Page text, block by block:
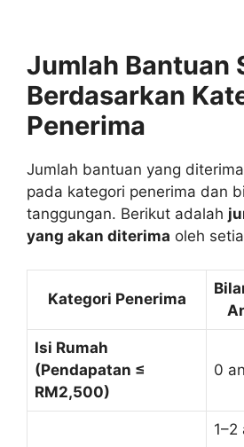
Jumlah Bantuan
Berdasarkan
Penerima
Jumlah bantuan yang
pada kategori penerima dan
tanggungan. Berikut adalah
yang akan diterima oleh
Kategori Penerima
Isi Rumah
(Pendapatan ≤
RM2,500)
0
1–2